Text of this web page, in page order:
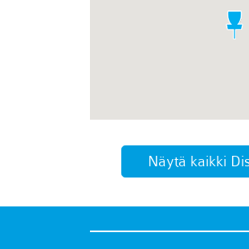
Näytä kaikki